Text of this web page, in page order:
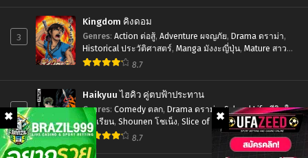
ประจำ
ราชา
แห่ง
เซียน
ภาค
3
Kingdom คิงดอม
Genres: Action ต่อสู้, Adventure ผจญภัย, Drama ดราม่า,
Historical ประวัติศาสตร์, Manga มังงะญี่ปุ่น, Mature สาว
ใหญ่,Seinen เซเน็ง
8.7
4
Haikyuu ไฮคิว คู่ตบฟ้าประทาน
Genres: Comedy ตลก, Drama ดราม่า,School Life ชีวิตใน
โรงเรียน, Shounen โชเน็ง, Slice of Life รั้วโรงเรียน,
Sports กีฬา
8.7